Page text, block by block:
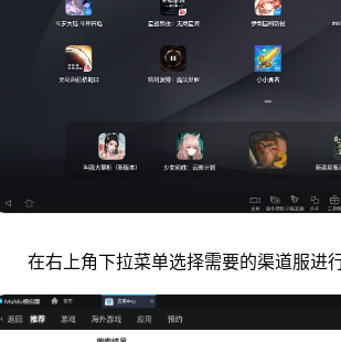
在右上角下拉菜单选择需要的渠道服进